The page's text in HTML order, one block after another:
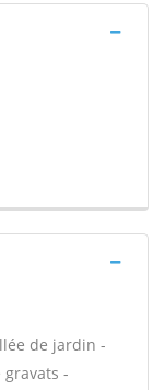
de jardin -
-